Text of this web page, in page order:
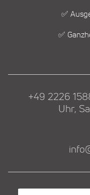
✅
✅
+49 2226
Uhr,